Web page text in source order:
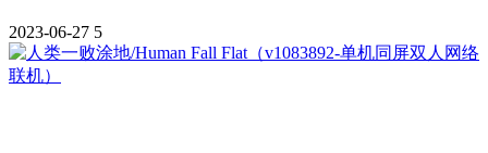
2023-06-27 5